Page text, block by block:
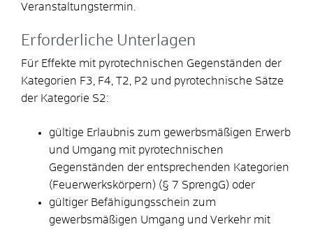
Veranstaltungstermin.
Erforderliche Unterlagen
Für Effekte mit pyrotechnischen Gegenständen der
Kategorien F3, F4, T2, P2 und pyrotechnische Sätze
der Kategorie S2:
gültige Erlaubnis zum gewerbsmäßigen Erwerb
und Umgang mit pyrotechnischen
Gegenständen der entsprechenden Kategorien
(Feuerwerkskörpern) (§ 7 SprengG) oder
gültiger Befähigungsschein zum
gewerbsmäßigen Umgang und Verkehr mit